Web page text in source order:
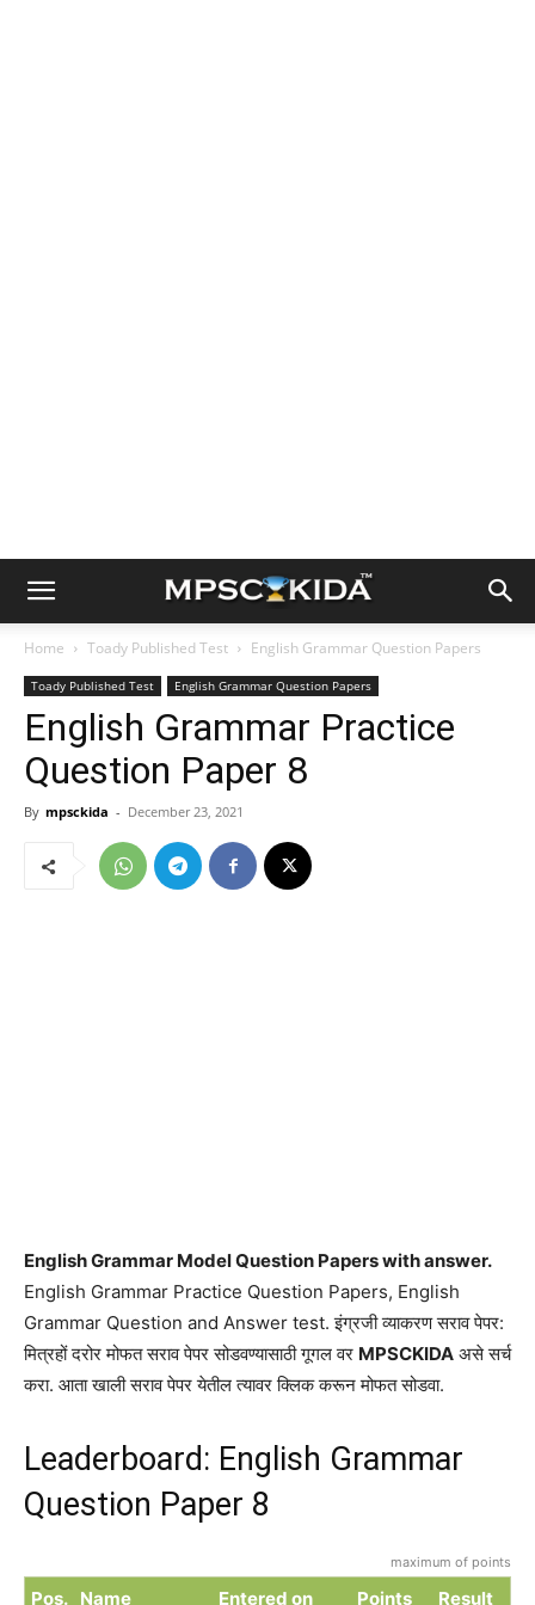
Home Toady Published Test English Grammar Question Papers
Toady Published Test English Grammar Question Papers
English Grammar Practice
Question Paper 8
By mpsckida - December 23, 2021
English Grammar Model Question Papers with answer.
English Grammar Practice Question Papers, English
Grammar Question and Answer test. इंग्रजी व्याकरण सराव पेपर:
मित्रहों दरोर मोफत सराव पेपर सोडवण्यासाठी गूगल वर MPSCKIDA असे सर्च
करा. आता खाली सराव पेपर येतील त्यावर क्लिक करून मोफत सोडवा.
Leaderboard: English Grammar
Question Paper 8
maximum of points
Pos. Name Entered on Points
Result